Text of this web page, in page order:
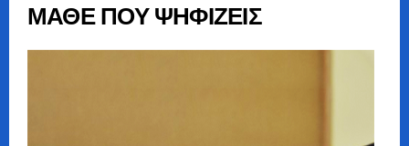
ΜΑΘΕ ΠΟΥ ΨΗΦΙΖΕΙΣ